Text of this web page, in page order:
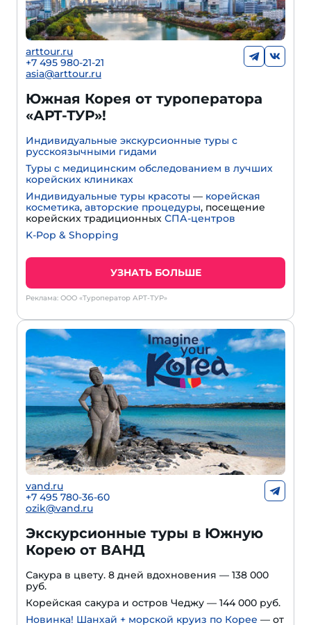
arttour.ru
+7 495 980-21-21
asia@arttour.ru
Южная Корея от туроператора
«АРТ-ТУР»!
Индивидуальные экскурсионные туры с
русскоязычными гидами
Туры с медицинским обследованием в лучших
корейских клиниках
Индивидуальные туры красоты — корейская
косметика, авторские процедуры, посещение
корейских традиционных СПА-центров
K-Pop & Shopping
УЗНАТЬ БОЛЬШЕ
Реклама: ООО «Туроператор АРТ-ТУР»
vand.ru
+7 495 780-36-60
ozik@vand.ru
Экскурсионные туры в Южную
Корею от ВАНД
Сакура в цвету. 8 дней вдохновения — 138 000
руб.
Корейская сакура и остров Чеджу — 144 000 руб.
Новинка! Шанхай + морской круиз по Корее — от